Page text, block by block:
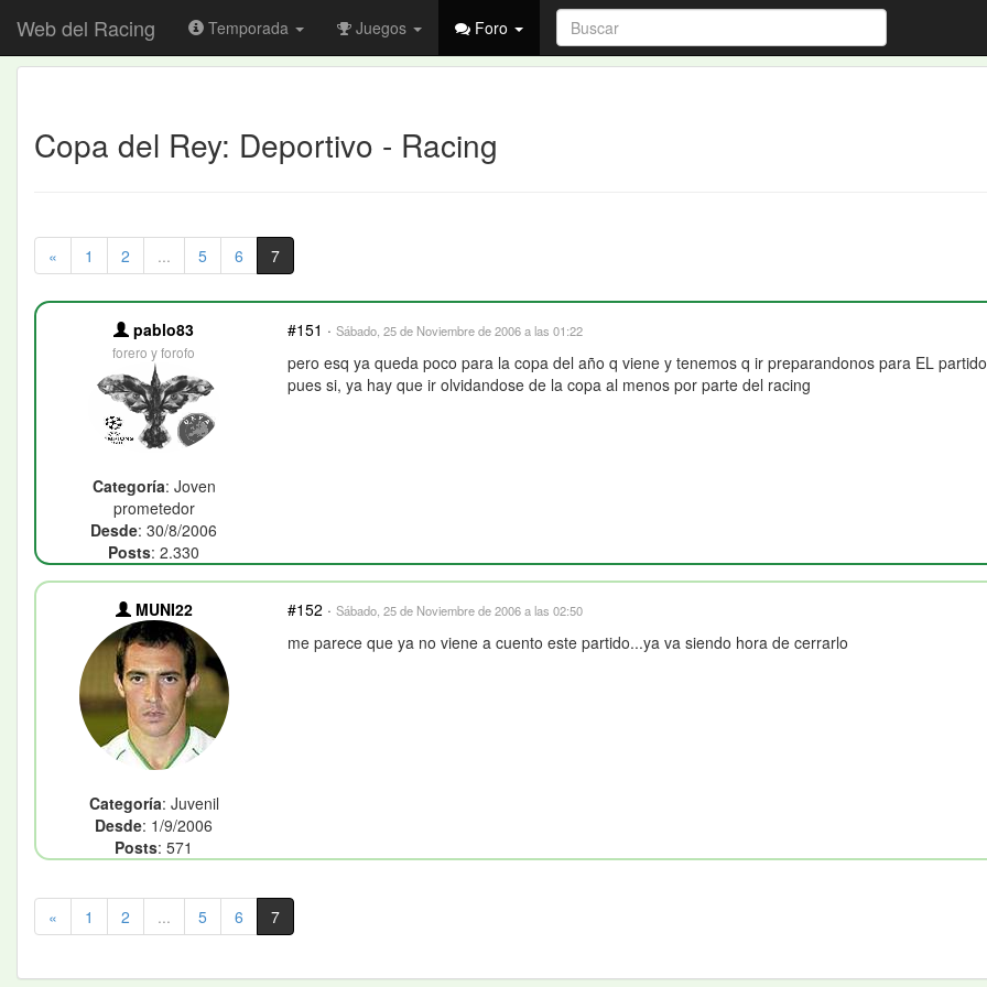
Web del Racing Temporada Juegos Foro
Copa del Rey: Deportivo - Racing
« 1 2 ... 5 6 7
pablo83
forero y forofo
Categoría: Joven
prometedor
Desde: 30/8/2006
Posts: 2.330
#151 · Sábado, 25 de Noviembre de 2006 a las 01:22
pero esq ya queda poco para la copa del año q viene y tenemos q ir preparandonos para EL
pues si, ya hay que ir olvidandose de la copa al menos por parte del racing
MUNI22
Categoría: Juvenil
Desde: 1/9/2006
Posts: 571
#152 · Sábado, 25 de Noviembre de 2006 a las 02:50
me parece que ya no viene a cuento este partido...ya va siendo hora de cerrarlo
« 1 2 ... 5 6 7